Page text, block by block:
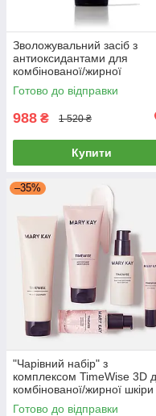
Зволожувальний засіб з
антиоксидантами для
комбінованої/жирної
шкіриТаймвайз Мері Кей
Мери Кей
Готово до відправки
988 ₴ 1 520 ₴
Купити
–35%
"Чарівний набір" з
комплексом TimeWise 3D
комбінованої/жирної шкіри
Мері Кей
Готово до відправки